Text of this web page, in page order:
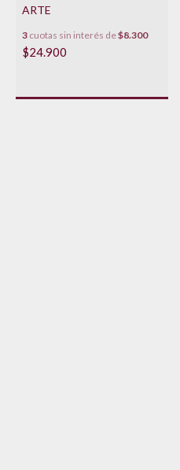
ARTE
3 cuotas sin interés de$8.300
$24.900